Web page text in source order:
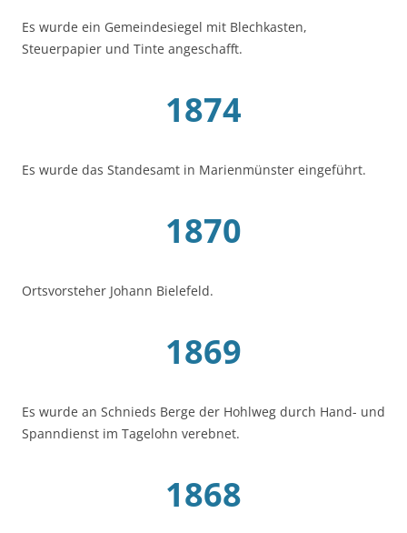
Es wurde ein Gemeindesiegel mit Blechkasten,
Steuerpapier und Tinte angeschafft.
1874
Es wurde das Standesamt in Marienmünster eingeführt.
1870
Ortsvorsteher Johann Bielefeld.
1869
Es wurde an Schnieds Berge der Hohlweg durch Hand- und
Spanndienst im Tagelohn verebnet.
1868